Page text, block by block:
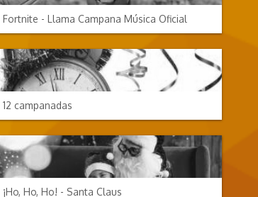
your hands
Fortnite - Llama Campana Música Oficial
EFECTOS DE SONIDO
12 campanadas
FESTIVIDADES
¡Ho, Ho, Ho! - Santa Claus